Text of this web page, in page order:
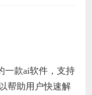
一款ai软件，支持
帮助用户快速解